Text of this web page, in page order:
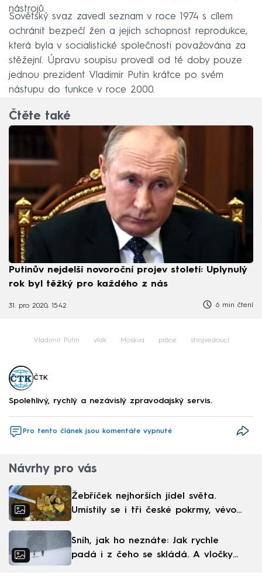
nástrojů.
Sovětský svaz zavedl seznam v roce 1974 s cílem
ochránit bezpečí žen a jejich schopnost reprodukce,
která byla v socialistické společnosti považována za
stěžejní. Úpravu soupisu provedl od té doby pouze
jednou prezident Vladimir Putin krátce po svém
nástupu do funkce v roce 2000.
Čtěte také
Putinův nejdelší novoroční projev století: Uplynulý
rok byl těžký pro každého z nás
31. pro 2020, 15:42 6 min čtení
Vladimir Putin vlak Moskva práce strojvedoucí
ČTK
Spolehlivý, rychlý a nezávislý zpravodajský servis.
Pro tento článek jsou komentáře vypnuté
Návrhy pro vás
Žebříček nejhorších jídel světa.
Umístily se i tři české pokrmy, vévodí
Sníh, jak ho neznáte: Jak rychle
padá i z čeho se skládá. A vločky